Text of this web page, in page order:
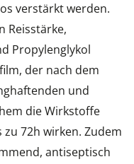
verstärkt werden.
Reisstärke,
Propylenglykol
der nach dem
und
die Wirkstoffe
72h wirken. Zudem
antiseptisch